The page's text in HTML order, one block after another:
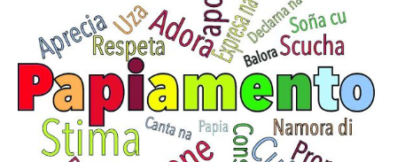
Aruba